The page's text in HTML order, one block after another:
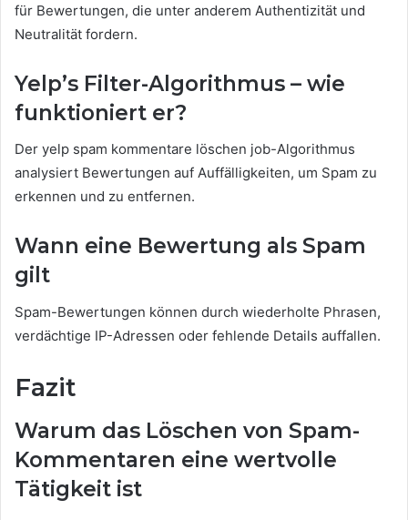
für Bewertungen, die unter anderem Authentizität und
Neutralität fordern.
Yelp’s Filter-Algorithmus – wie
funktioniert er?
Der yelp spam kommentare löschen job-Algorithmus
analysiert Bewertungen auf Auffälligkeiten, um Spam zu
erkennen und zu entfernen.
Wann eine Bewertung als Spam
gilt
Spam-Bewertungen können durch wiederholte Phrasen,
verdächtige IP-Adressen oder fehlende Details auffallen.
Fazit
Warum das Löschen von Spam-
Kommentaren eine wertvolle
Tätigkeit ist